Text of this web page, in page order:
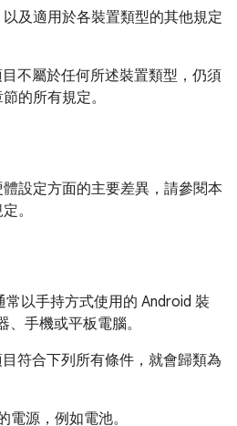
及適用於各裝置類型的其他規定
不屬於任何所述裝置類型，仍須
的所有規定。
設定方面的主要差異，請參閱本
。
常以手持方式使用的 Android 裝
、手機或平板電腦。
符合下列所有條件，就會歸類為
電源，例如電池。